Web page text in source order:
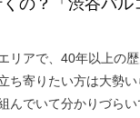
の？「渋谷パ
リアで、40年以上の
ち寄りたい方は大勢
んでいて分かりづら